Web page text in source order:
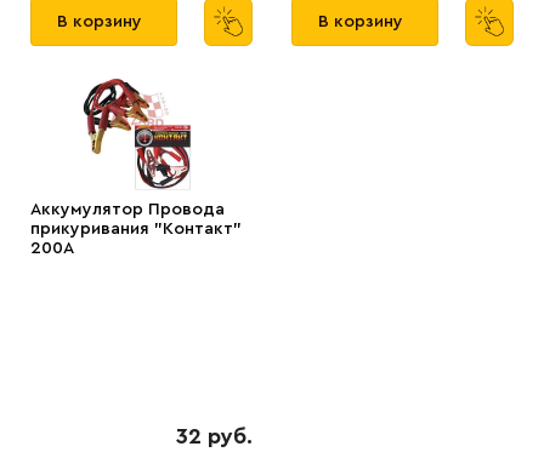
В корзину В корзину
Аккумулятор Провода
прикуривания "Контакт"
200А
32 руб.